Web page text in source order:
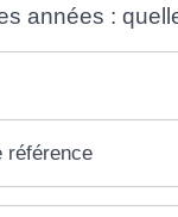
années :
référence